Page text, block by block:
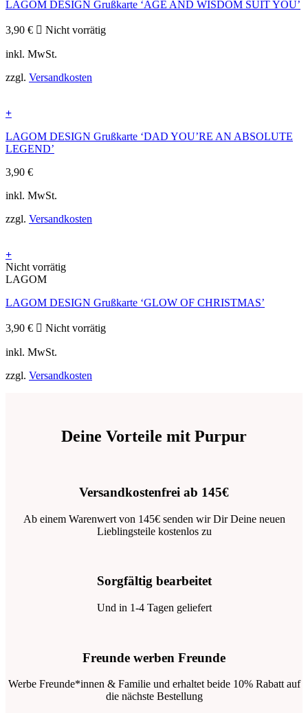
LAGOM DESIGN Grußkarte ‘AGE AND WISDOM SUIT YOU’
3,90 € Nicht vorrätig
inkl. MwSt.
zzgl. Versandkosten
+
LAGOM DESIGN Grußkarte ‘DAD YOU’RE AN ABSOLUTE
LEGEND’
3,90 €
inkl. MwSt.
zzgl. Versandkosten
+
Nicht vorrätig
LAGOM
LAGOM DESIGN Grußkarte ‘GLOW OF CHRISTMAS’
3,90 € Nicht vorrätig
inkl. MwSt.
zzgl. Versandkosten
Deine Vorteile mit Purpur
Versandkostenfrei ab 145€
Ab einem Warenwert von 145€ senden wir Dir Deine neuen
Lieblingsteile kostenlos zu
Sorgfältig bearbeitet
Und in 1-4 Tagen geliefert
Freunde werben Freunde
Werbe Freunde*innen & Familie und erhaltet beide 10% Rabatt auf
die nächste Bestellung